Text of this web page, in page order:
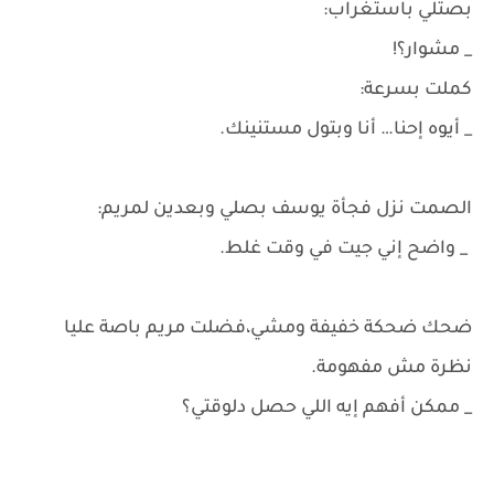
بصتلي باستغراب:
_ مشوار؟!
كملت بسرعة:
_ أيوه إحنا… أنا وبتول مستنينك.
الصمت نزل فجأة يوسف بصلي وبعدين لمريم:
_ واضح إني جيت في وقت غلط.
ضحك ضحكة خفيفة ومشي،فضلت مريم باصة عليا
نظرة مش مفهومة.
_ ممكن أفهم إيه اللي حصل دلوقتي؟